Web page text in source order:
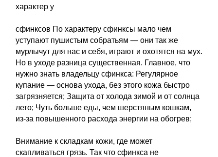
характер у
сфинксов По характеру сфинксы мало чем
уступают пушистым собратьям — они так же
мурлычут для нас и себя, играют и охотятся на мух.
Но в уходе разница существенная. Главное, что
нужно знать владельцу сфинкса: Регулярное
купание — основа ухода, без этого кожа быстро
загрязняется; Защита от холода зимой и от солнца
лето; Чуть больше еды, чем шерстяным кошкам,
из-за повышенного расхода энергии на обогрев;
Внимание к складкам кожи, где может
скапливаться грязь. Так что сфинкса не